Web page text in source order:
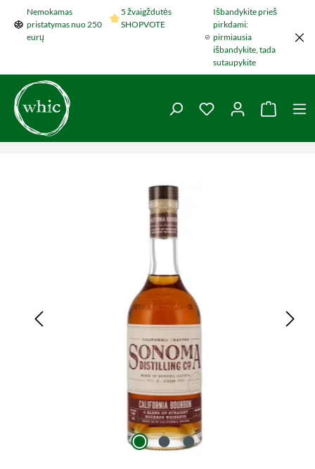
Šokti į pagrindinį turinį
Nemokamas
pristatymas nuo 250
eurų
5 žvaigždutės
SHOPVOTE
Išbandykite prieš
pirkdami:
pirmiausia
išbandykite, tada
sutaupykite
You have 0 wishlist
Praleisti nuotraukų galeriją